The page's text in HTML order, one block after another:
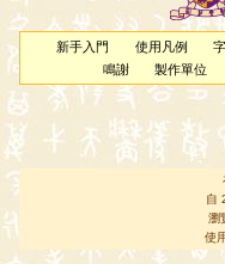
新手入門 使用凡例
鳴謝
製作單位
自
瀏
使